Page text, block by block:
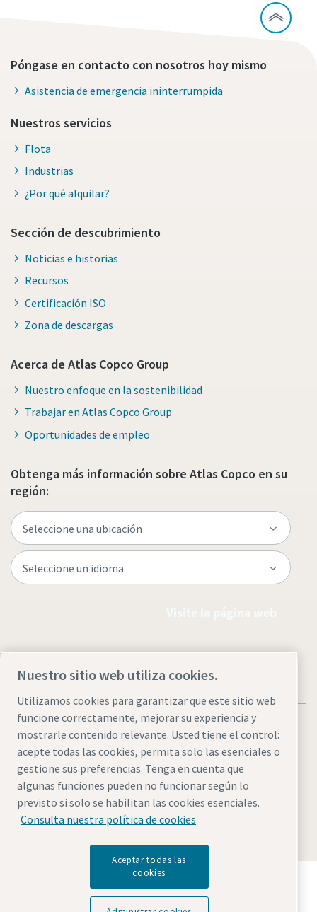
Póngase en contacto con nosotros hoy mismo
Asistencia de emergencia ininterrumpida
Nuestros servicios
Flota
Industrias
¿Por qué alquilar?
Sección de descubrimiento
Noticias e historias
Recursos
Certificación ISO
Zona de descargas
Acerca de Atlas Copco Group
Nuestro enfoque en la sostenibilidad
Trabajar en Atlas Copco Group
Oportunidades de empleo
Obtenga más información sobre Atlas Copco en su
región:
Aviso legal y aviso de privacidadAdministrar cookies
AccesibilidadMapa del sitio
© 2026 Atlas Copco AB
Descubre cómo Atlas Copco Group impulsa la
tecnología que transforma el futuro.
Nuestro sitio web utiliza cookies.
Utilizamos cookies para garantizar que este sitio web
funcione correctamente, mejorar su experiencia y
mostrarle contenido relevante. Usted tiene el control:
acepte todas las cookies, permita solo las esenciales o
gestione sus preferencias. Tenga en cuenta que
algunas funciones pueden no funcionar según lo
previsto si solo se habilitan las cookies esenciales.
Consulta nuestra política de cookies
Aceptar todas las
cookies